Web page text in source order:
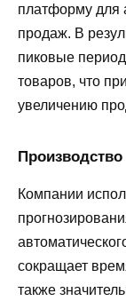
платформу для
продаж. В
пиковые
товаров, что
увеличению
Компании
сокращает
также